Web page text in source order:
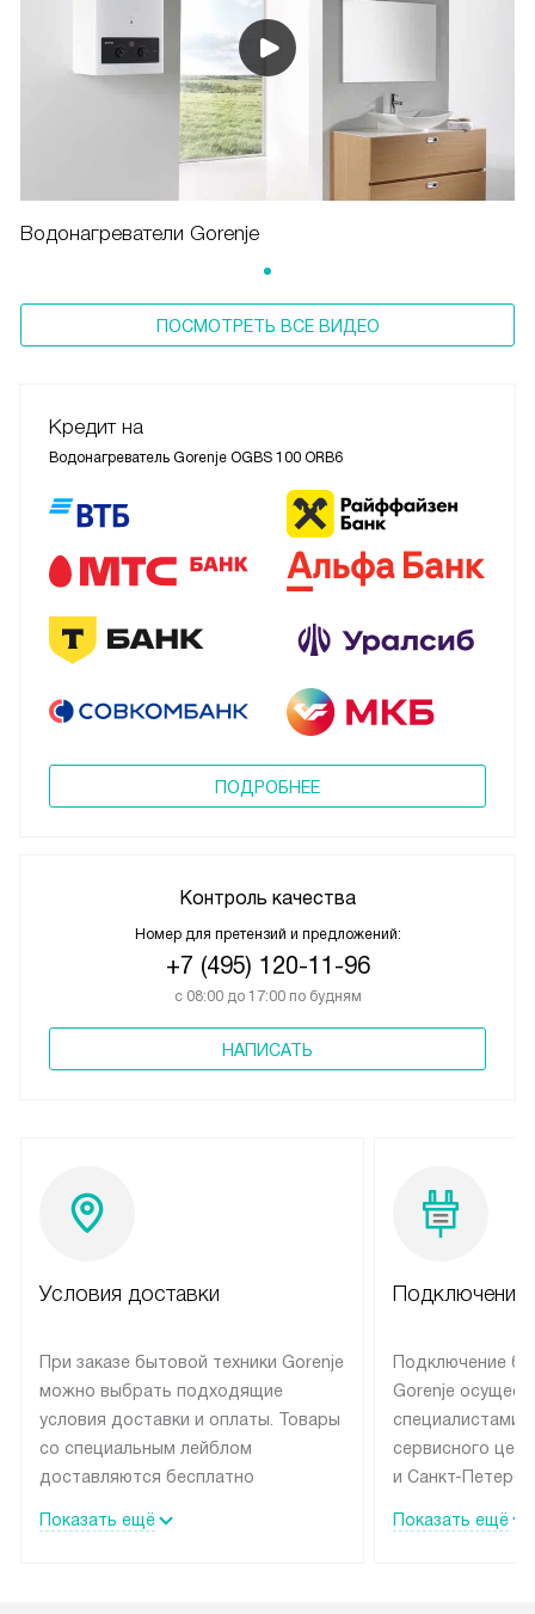
Водонагреватели Gorenje
ПОСМОТРЕТЬ ВСЕ ВИДЕО
Кредит на
Водонагреватель Gorenje OGBS 100 ORB6
ПОДРОБНЕЕ
Контроль качества
Номер для претензий и предложений:
+7 (495) 120-11-96
с 08:00 до 17:00 по будням
НАПИСАТЬ
Условия доставки
При заказе бытовой техники Gorenje
можно выбрать подходящие
условия доставки и оплаты. Товары
со специальным лейблом
доставляются бесплатно
до подъезда, выезд за МКАД
Показать ещё
Подключение
Подключение
Gorenje
специалистами
сервисного
и Санкт-
подключается
Показать ещё